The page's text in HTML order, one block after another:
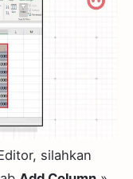
silahkan